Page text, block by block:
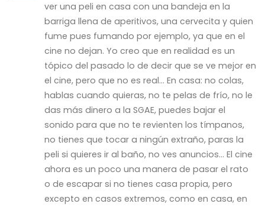
ver una peli en casa con una bandeja en la
barriga llena de aperitivos, una cervecita y quien
fume pues fumando por ejemplo, ya que en el
cine no dejan. Yo creo que en realidad es un
tópico del pasado lo de decir que se ve mejor en
el cine, pero que no es real… En casa: no colas,
hablas cuando quieras, no te pelas de frío, no le
das más dinero a la SGAE, puedes bajar el
sonido para que no te revienten los tímpanos,
no tienes que tocar a ningún extraño, paras la
peli si quieres ir al baño, no ves anuncios… El cine
ahora es un poco una manera de pasar el rato
o de escapar si no tienes casa propia, pero
excepto en casos extremos, como en casa, en